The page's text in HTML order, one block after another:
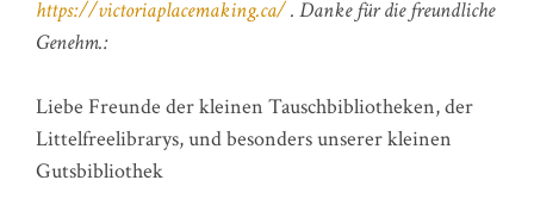
https://victoriaplacemaking.ca/. Danke für die freundliche
Genehm.:
Liebe Freunde der kleinen Tauschbibliotheken, der
Littelfreelibrarys, und besonders unserer kleinen
Gutsbibliothek